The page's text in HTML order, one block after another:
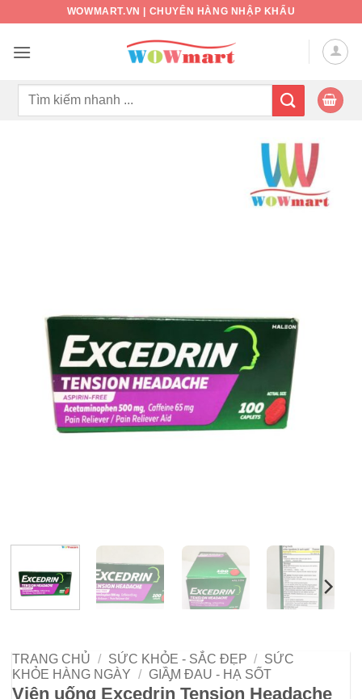
nội
WOWMART.VN | CHUYÊN HÀNG NHẬP KHẨU
Tìm
TRANG CHỦ / SỨC KHỎE - SẮC ĐẸP / SỨC
KHỎE HÀNG NGÀY / GIẦ̡M ĐAU - HẠ SỐT
Viên uống Excedrin Tension Headache